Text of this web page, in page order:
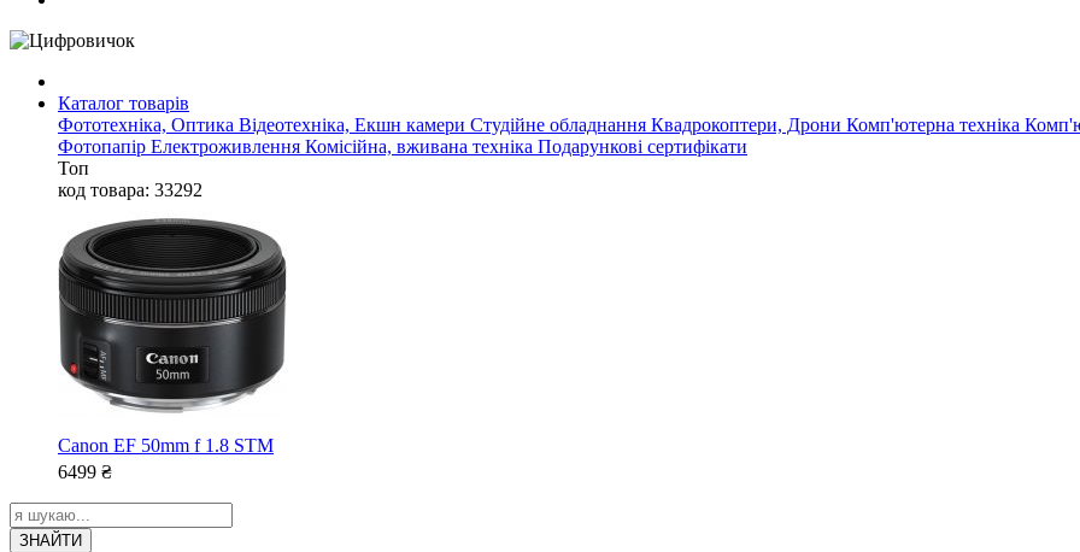
Каталог товарів
Фототехніка, Оптика Відеотехніка, Екшн камери Студійне обладнання Квадрокоптери, Дрони Комп'ютерна техніка
Фотопапір Електроживлення Комісійна, вживана техніка Подарункові сертифікати
Топ
код товара: 33292
Canon EF 50mm f 1.8 STM
6499 ₴
ЗНАЙТИ